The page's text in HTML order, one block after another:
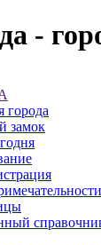
-
города
замок